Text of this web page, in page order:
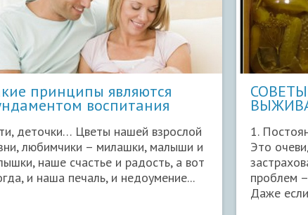
принципы являются
воспитания
деточки… Цветы нашей взрослой
любимчики – милашки, малыши и
наше счастье и радость, а вот
и наша печаль, и недоумение...
1.
Это
проблем
Даже